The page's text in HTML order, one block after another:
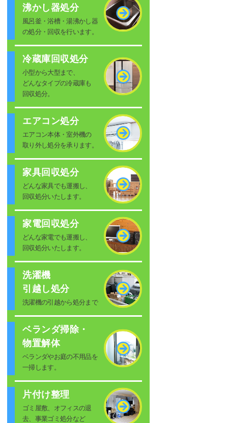
沸かし器処分
風呂釜・浴槽・湯沸かし器
の処分・回収を行います。
冷蔵庫回収処分
小型から大型まで、
どんなタイプの冷蔵庫も
回収処分。
エアコン処分
エアコン本体・室外機の
取り外し処分を承ります。
家具回収処分
どんな家具でも運搬し、
回収処分いたします。
家電回収処分
どんな家電でも運搬し、
回収処分いたします。
洗濯機
引越し処分
洗濯機の引越から処分まで
ベランダ掃除・
物置解体
ベランダやお庭の不用品を
一掃します。
片付け整理
ゴミ屋敷、オフィスの退
去、事業ゴミ処分など